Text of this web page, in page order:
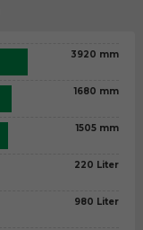
3920 mm
1680 mm
1505 mm
220 Liter
980 Liter